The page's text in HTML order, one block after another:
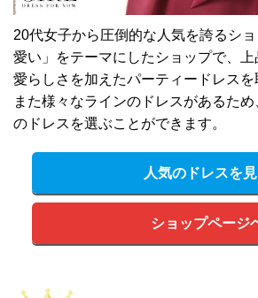
20代女子から圧倒的な人気を誇るショ
愛い」をテーマにしたショップで、上
愛らしさを加えたパーティードレスを
また様々なラインのドレスがあるた
のドレスを選ぶことができます。
人気のドレスを
ショップページ